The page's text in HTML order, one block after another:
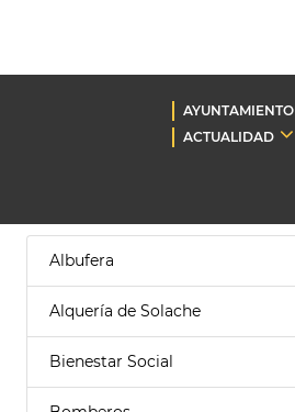
AYUNTAMIENTO
ACTUALIDAD
Albufera
Alquería de Solache
Bienestar Social